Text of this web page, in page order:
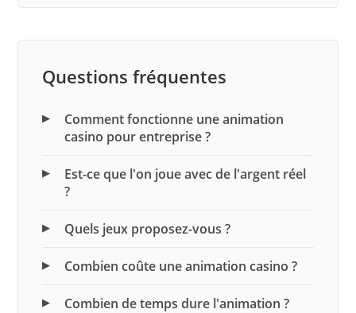
Questions fréquentes
Comment fonctionne une animation
casino pour entreprise ?
Est-ce que l'on joue avec de l'argent réel
?
Quels jeux proposez-vous ?
Combien coûte une animation casino ?
Combien de temps dure l'animation ?